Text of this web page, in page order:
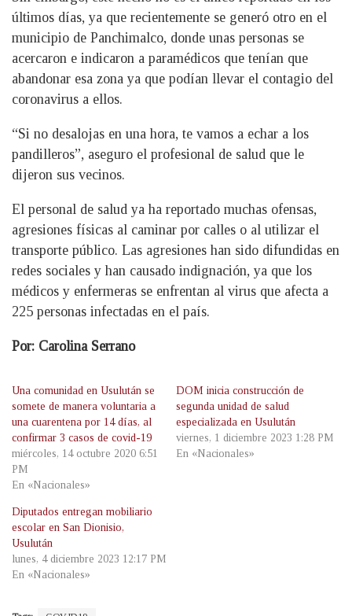
últimos días, ya que recientemente se generó otro en el
municipio de Panchimalco, donde unas personas se
acercaron e indicaron a paramédicos que tenían que
abandonar esa zona ya que podían llevar el contagio del
coronavirus a ellos.
“Si no desalojas en una hora, te vamos a echar a los
pandilleros”, aseguro el profesional de salud que le
dijeron sus vecinos.
El personal de salud ya ha reportado muchas ofensas,
agresiones físicas al caminar por calles o al utilizar el
transporte público. Las agresiones han sido difundidas en
redes sociales y han causado indignación, ya que los
médicos y enfermeras se enfrentan al virus que afecta a
225 personas infectadas en el país.
Por: Carolina Serrano
Una comunidad en Usulután se
somete de manera voluntaria a
una cuarentena por 14 días, al
confirmar 3 casos de covid-19
miércoles, 14 octubre 2020 6:51
PM
En «Nacionales»
DOM inicia construcción de
segunda unidad de salud
especializada en Usulután
viernes, 1 diciembre 2023 1:28 PM
En «Nacionales»
Diputados entregan mobiliario
escolar en San Dionisio,
Usulután
lunes, 4 diciembre 2023 12:17 PM
En «Nacionales»